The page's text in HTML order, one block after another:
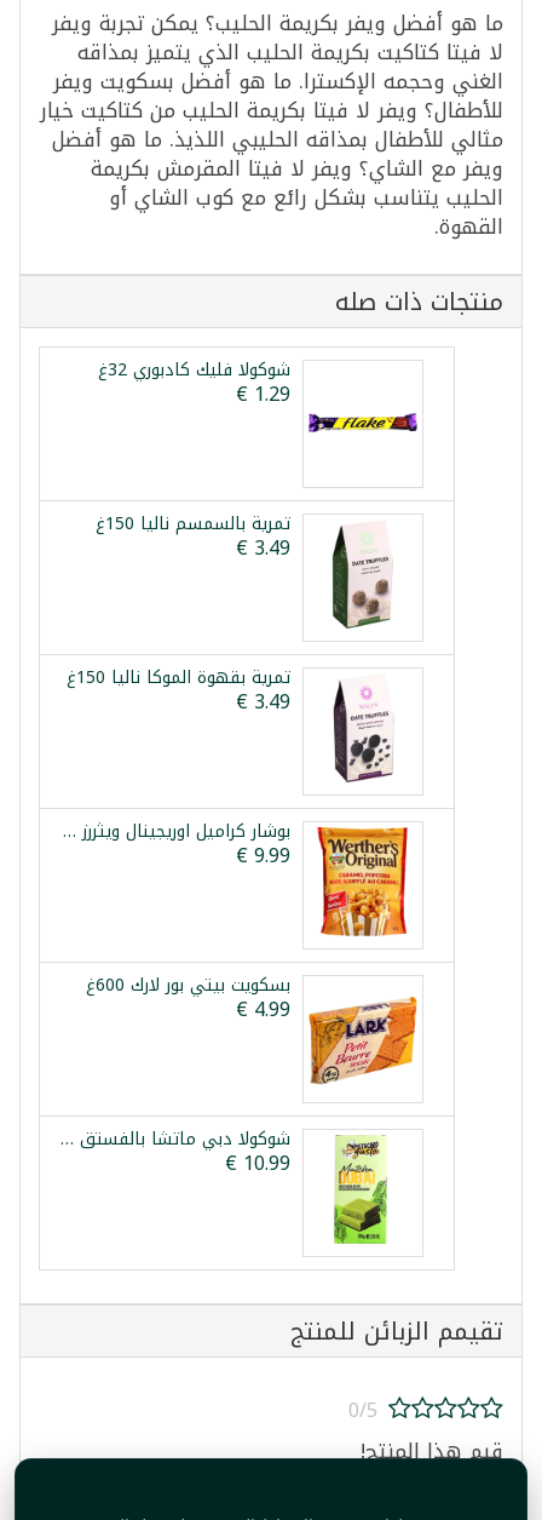
ما هو أفضل ويفر بكريمة الحليب؟ يمكن تجربة ويفر
لا فيتا كتاكيت بكريمة الحليب الذي يتميز بمذاقه
الغني وحجمه الإكسترا. ما هو أفضل بسكويت ويفر
للأطفال؟ ويفر لا فيتا بكريمة الحليب من كتاكيت خيار
مثالي للأطفال بمذاقه الحليبي اللذيذ. ما هو أفضل
ويفر مع الشاي؟ ويفر لا فيتا المقرمش بكريمة
الحليب يتناسب بشكل رائع مع كوب الشاي أو
القهوة.
منتجات ذات صله
شوكولا فليك كادبوري 32غ
تمرية بالسمسم نالیا 150غ
تمرية بقهوة الموكا نالیا 150غ
بوشار كراميل اوريجينال ويثررز 624غ
بسكويت بيتي بور لارك 600غ
شوكولا دبي ماتشا بالفستق والكنافة بيستاشيو غوستو 200غ
تقيمم الزبائن للمنتج
0/5
قيم هذا المنتج!